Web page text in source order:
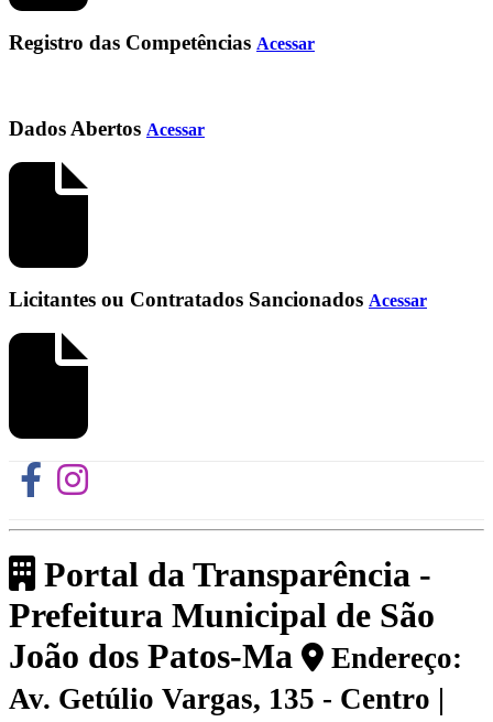
Registro das Competências Acessar
Dados Abertos Acessar
Licitantes ou Contratados Sancionados Acessar
Portal da Transparência -
Prefeitura Municipal de São
João dos Patos-Ma
Endereço:
Av. Getúlio Vargas, 135 - Centro |